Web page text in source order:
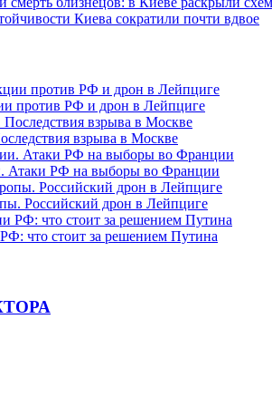
Киева сократили почти вдвое
против РФ и дрон в Лейпциге
взрыва в Москве
Атаки РФ на выборы во Франции
Российский дрон в Лейпциге
что стоит за решением Путина